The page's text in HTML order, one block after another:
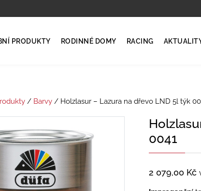
PRODUKTY RODINNÉ DOMY RACING
/ Barvy/ Holzlasur – Lazura na dřevo LND 5l týk
0041
2 079,00 Kč